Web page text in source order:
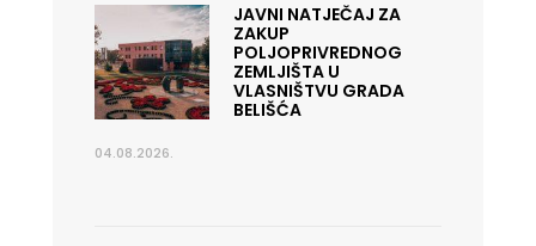
JAVNI NATJEČAJ ZA
ZAKUP
POLJOPRIVREDNOG
ZEMLJIŠTA U
VLASNIŠTVU GRADA
BELIŠĆA
04.08.2026.